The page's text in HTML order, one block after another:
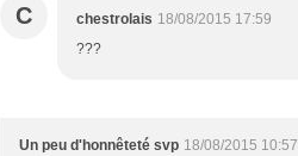
C chestrolais 18/08/2015 17:59
???
Un peu d'honnêteté svp 18/08/2015 10:57